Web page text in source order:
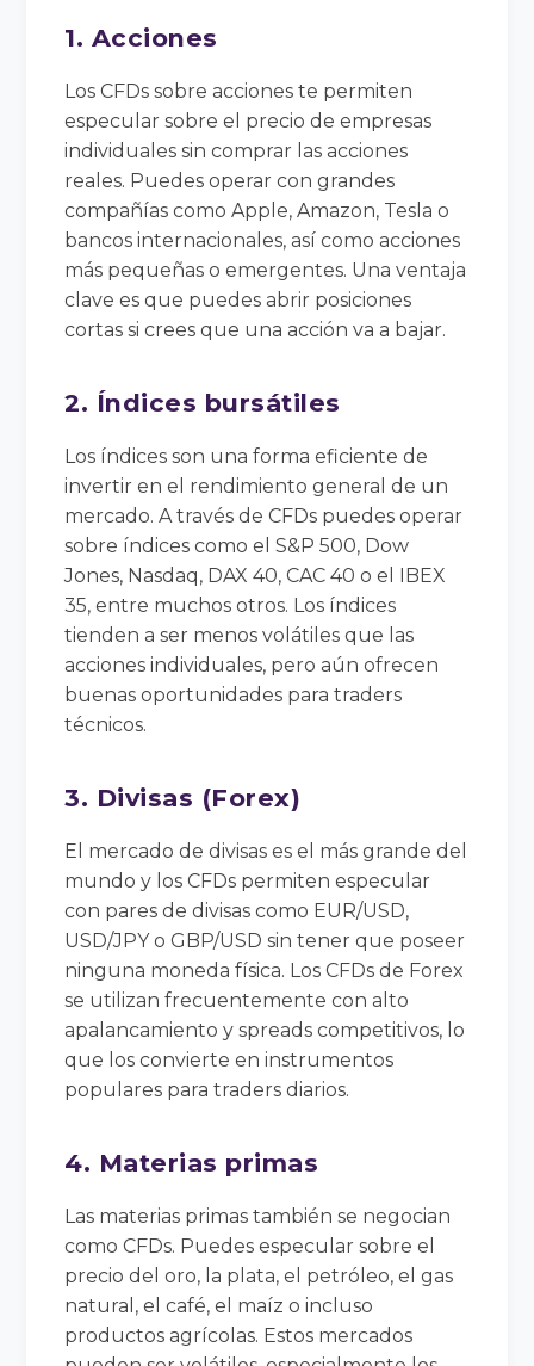
1. Acciones
Los CFDs sobre acciones te permiten
especular sobre el precio de empresas
individuales sin comprar las acciones
reales. Puedes operar con grandes
compañías como Apple, Amazon, Tesla o
bancos internacionales, así como acciones
más pequeñas o emergentes. Una ventaja
clave es que puedes abrir posiciones
cortas si crees que una acción va a bajar.
2. Índices bursátiles
Los índices son una forma eficiente de
invertir en el rendimiento general de un
mercado. A través de CFDs puedes operar
sobre índices como el S&P 500, Dow
Jones, Nasdaq, DAX 40, CAC 40 o el IBEX
35, entre muchos otros. Los índices
tienden a ser menos volátiles que las
acciones individuales, pero aún ofrecen
buenas oportunidades para traders
técnicos.
3. Divisas (Forex)
El mercado de divisas es el más grande del
mundo y los CFDs permiten especular
con pares de divisas como EUR/USD,
USD/JPY o GBP/USD sin tener que poseer
ninguna moneda física. Los CFDs de Forex
se utilizan frecuentemente con alto
apalancamiento y spreads competitivos, lo
que los convierte en instrumentos
populares para traders diarios.
4. Materias primas
Las materias primas también se negocian
como CFDs. Puedes especular sobre el
precio del oro, la plata, el petróleo, el gas
natural, el café, el maíz o incluso
productos agrícolas. Estos mercados